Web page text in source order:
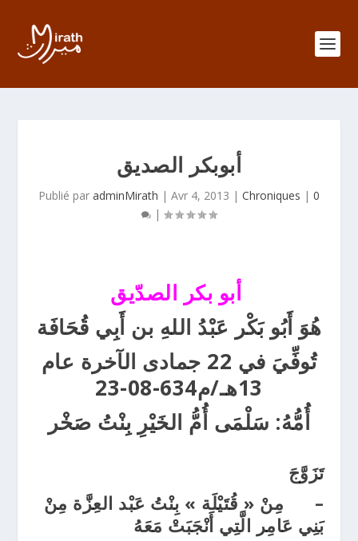
أبوبكر الصديق
Publié par adminMirath | Avr 4, 2013 | Chroniques | 0
|
أبو بكر الصدّيق
هُوَ أَبُو بَكْر عَبْدُ اللهِ بن أَبِي قُحَافَة
تُوفِّيَ في 22 جمادى الآخرة عام
13هـ/م634-08-23
أُمُّهُ: سَلْمَى أُمُّ الخَيْرِ بِنْتُ صَخْر
تَزَوَّجَ
– مِنْ « قُتَيْلَة » بِنْتُ عَبْد العِزَّة مِنْ
بَنِي عَامِر الَّتِي أَنْجَبَتْ مَعَهُ